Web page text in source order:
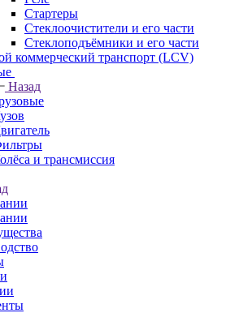
Стартеры
Стеклоочистители и его части
Стеклоподъёмники и его части
коммерческий транспорт (LCV)
Назад
и трансмиссия